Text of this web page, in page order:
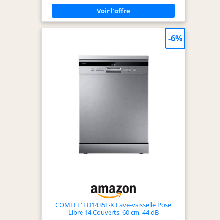
économique et durable et un système d'ouverture
de porte automatique en fin de cycle pour un
séchage rapide qui économise l'énergie. 8
PROGRAMMES QUI S’ADAPTENT A TOUS LES
programmes, dont un programme Wash & Dry de
35 min. Programmable, il offre une possibilité de
départ différé pour le faire tourner aux heures
qui vous conviennent. DESIGN EPURE ET
CONTROLE A DISTANCE SIMPLIFIE : Ce lave-
vaisselle blanc est doté d'un panneau de
COMFEE' FD1435E-X Lave-vaisselle Pose
Libre 14 Couverts, 60 cm, 44 dB
-6%